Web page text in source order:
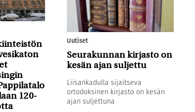
120-
Uutiset
Seurakunnan kirjasto on
kesän ajan suljettu
Liisankadulla sijaitseva
ortodoksinen kirjasto on kesän
ajan suljettuna